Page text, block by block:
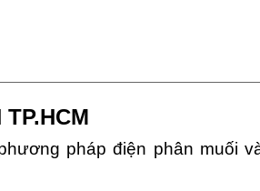
pháp điện phân muối